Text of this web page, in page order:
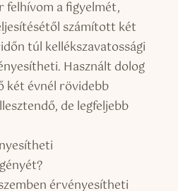
felhívom a figyelmét,
számított két
túl kellékszavatossági
Használt dolog
két évnél rövidebb
de legfeljebb
érvényesítheti